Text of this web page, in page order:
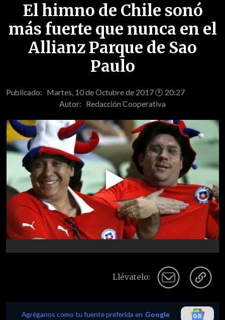
El himno de Chile sonó
más fuerte que nunca en el
Allianz Parque de Sao
Paulo
Publicado: Martes, 10 de Octubre de 2017 🕐 20:27
Autor: Redacción Cooperativa
Play
Video
Llévatelo:
Agréganos como tu fuente preferida en Google